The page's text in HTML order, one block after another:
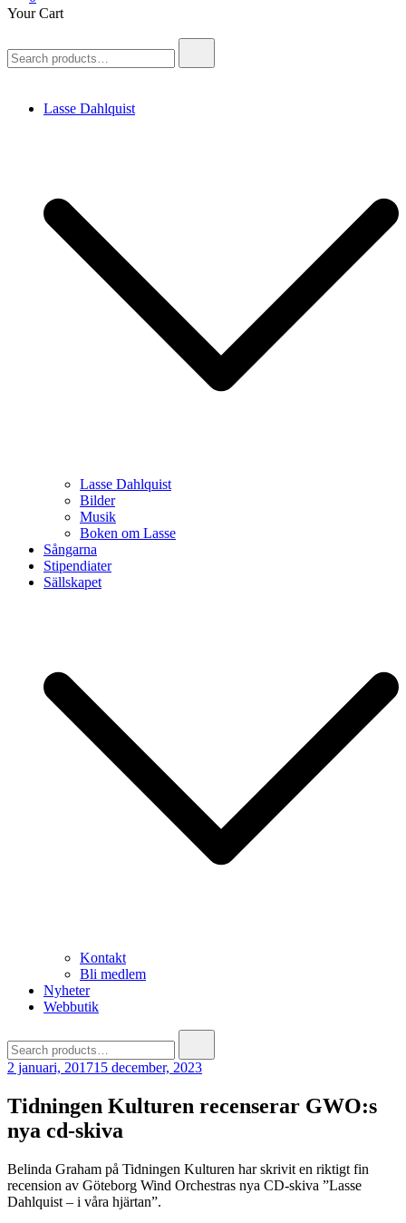
skådespelare
Your Cart
for:
Lasse Dahlquist
Lasse Dahlquist
Bilder
Musik
Boken om Lasse
Sångarna
Stipendiater
Sällskapet
Kontakt
Bli medlem
Nyheter
Webbutik
for:
2 januari, 201715 december, 2023
Tidningen Kulturen recenserar GWO:s
nya cd-skiva
Belinda Graham på Tidningen Kulturen har skrivit en riktigt fin
recension av Göteborg Wind Orchestras nya CD-skiva ”Lasse
Dahlquist – i våra hjärtan”.